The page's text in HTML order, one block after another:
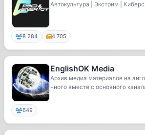
Автокультура | Экстрим |
8 284 4 705
EnglishOK Media
Архив медиа материалов на
нного вместе с основного
649